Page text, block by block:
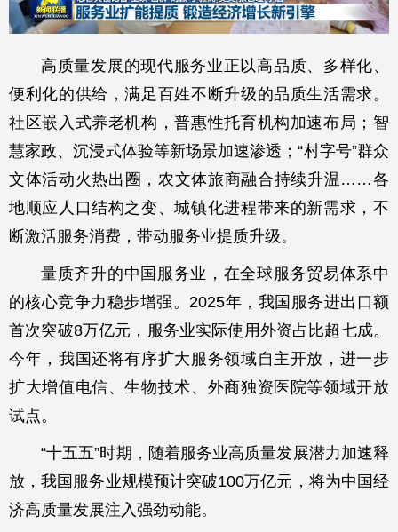
高质量发展的现代服务业正以高品质、多样化、
便利化的供给，满足百姓不断升级的品质生活需求。
社区嵌入式养老机构，普惠性托育机构加速布局；智
慧家政、沉浸式体验等新场景加速渗透；“村字号”群众
文体活动火热出圈，农文体旅商融合持续升温……各
地顺应人口结构之变、城镇化进程带来的新需求，不
断激活服务消费，带动服务业提质升级。
量质齐升的中国服务业，在全球服务贸易体系中
的核心竞争力稳步增强。2025年，我国服务进出口额
首次突破8万亿元，服务业实际使用外资占比超七成。
今年，我国还将有序扩大服务领域自主开放，进一步
扩大增值电信、生物技术、外商独资医院等领域开放
试点。
“十五五”时期，随着服务业高质量发展潜力加速释
放，我国服务业规模预计突破100万亿元，将为中国经
济高质量发展注入强劲动能。